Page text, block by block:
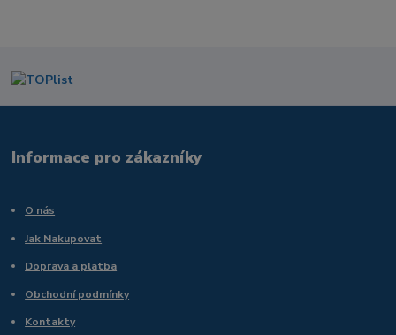
Informace pro zákazníky
O nás
Jak Nakupovat
Doprava a platba
Obchodní podmínky
Kontakty